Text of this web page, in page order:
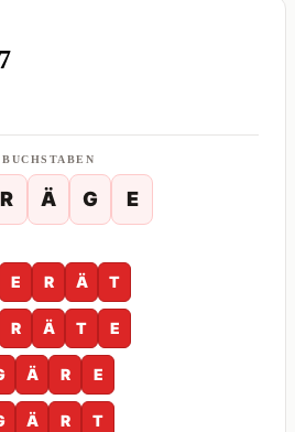
BUCHSTABEN
R Ä G E
E R Ä T
R Ä T E
Ä R E
Ä R T